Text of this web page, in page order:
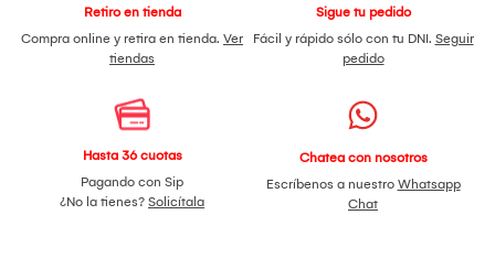
Retiro en tienda
Compra online y retira en tienda. Ver
tiendas
Sigue tu pedido
Fácil y rápido sólo con tu DNI. Seguir
pedido
Hasta 36 cuotas
Pagando con Sip
¿No la tienes? Solicítala
Chatea con nosotros
Escríbenos a nuestro Whatsapp
Chat